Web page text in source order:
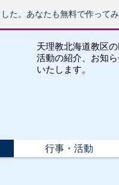
た。あなたも無料で作って
天理教北海道教区の
活動の紹介、お知
いたします。
行事・活動